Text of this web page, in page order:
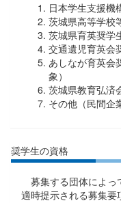
日本学生支援機
茨城県高等学校
茨城県育英奨学
交通遺児育英会
あしなが育英会
象）
茨城県教育弘済
その他（民間企
奨学生の資格
募集する団体によっ
適時提示される募集要